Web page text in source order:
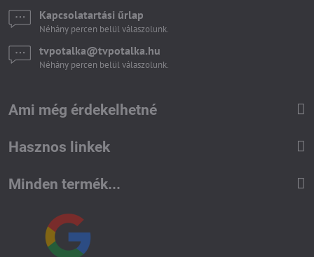
Kapcsolatartási űrlap
Néhány percen belül válaszolunk.
tvpotalka​@tvpotalka​.hu
Néhány percen belül válaszolunk.
Ami még érdekelhetné
Hasznos linkek
Minden termék...